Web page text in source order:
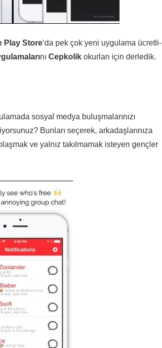
Play Store‘da pek çok yeni uygulama ücretli-
nı Cepkolik okurları için derledik.
sosyal medya buluşmalarınızı
Bunları seçerek, arkadaşlarınıza
ve yalnız takılmamak isteyen gençler